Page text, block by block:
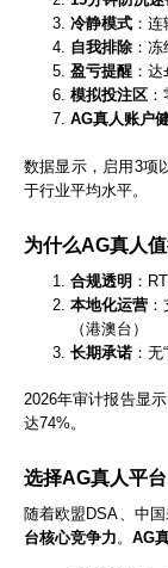
冷静模式 ：
自我排除 ：
盈亏提醒 ：
模拟投注区
AG真人账户
数据显示，启用3项
于行业平均水平。
为什么AG真人
合规透明 ：
本地化运营
（港澳台）
长期承诺 ：
2026年审计报告显
达74%。
选择AG真人平
随着欧盟DSA、中
台核心竞争力。 AG